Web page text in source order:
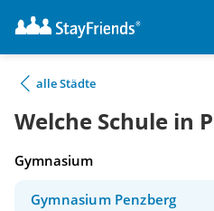
alle Städte
Welche Schule in
Gymnasium
Gymnasium Penzberg